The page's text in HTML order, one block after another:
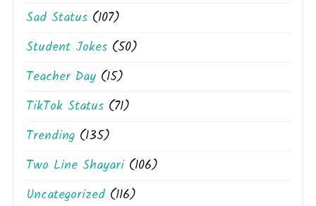
Sad Status (107)
Student Jokes (50)
Teacher Day (15)
TikTok Status (71)
Trending (135)
Two Line Shayari(106)
Uncategorized (116)